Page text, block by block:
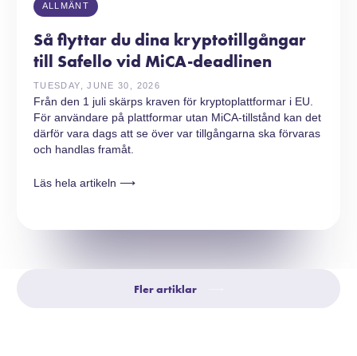
ALLMÄNT
Så flyttar du dina kryptotillgångar
till Safello vid MiCA-deadlinen
TUESDAY, JUNE 30, 2026
Från den 1 juli skärps kraven för kryptoplattformar i EU.
För användare på plattformar utan MiCA-tillstånd kan det
därför vara dags att se över var tillgångarna ska förvaras
och handlas framåt.
Läs hela artikeln ⟶
Fler artiklar